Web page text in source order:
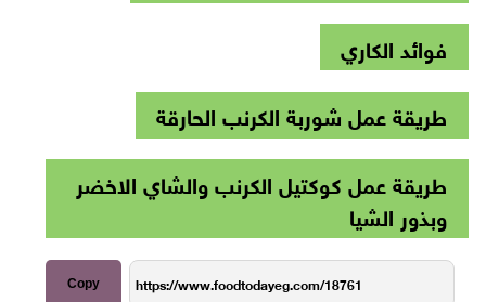
فوائد الكاري
طريقة عمل شوربة الكرنب الحارقة
طريقة عمل كوكتيل الكرنب والشاي الاخضر
وبذور الشيا
Copy